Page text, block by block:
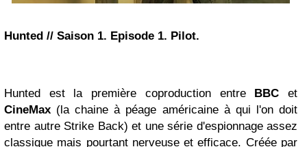
Hunted // Saison 1. Episode 1. Pilot.
Hunted est la première coproduction entre BBC et
CineMax (la chaine à péage américaine à qui l'on doit
entre autre Strike Back) et une série d'espionnage assez
classique mais pourtant nerveuse et efficace. Créée par